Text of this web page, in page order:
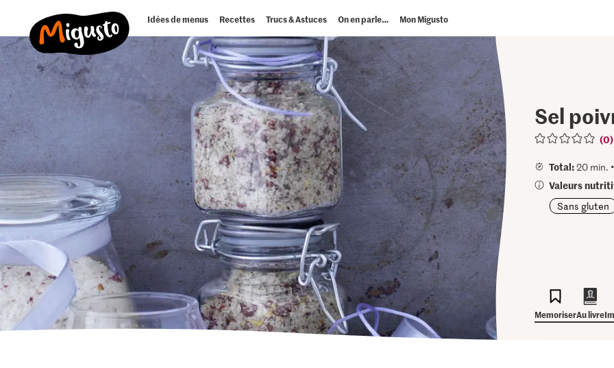
Idées de menus Recettes Trucs & Astuces On en parle… Mon Migusto
Sel
(0)
Total:20 min.
Valeurs
Sans gluten
MemoriserAu livre